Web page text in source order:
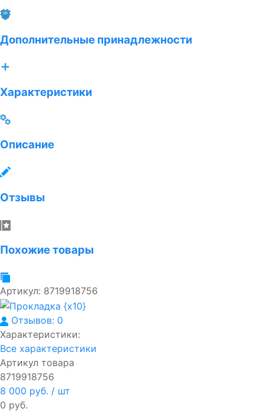
Дополнительные принадлежности
Характеристики
Описание
Отзывы
Похожие товары
Артикул: 8719918756
Отзывов: 0
Характеристики:
Все характеристики
Артикул товара
8719918756
8 000 руб. / шт
0 руб.